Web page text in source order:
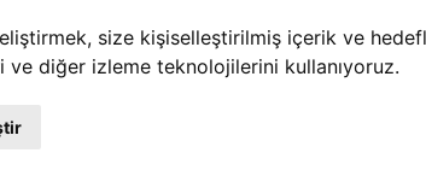
size kişiselleştirilmiş içerik ve
diğer izleme teknolojilerini kullanıyoruz.